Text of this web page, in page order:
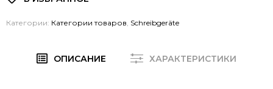
Категории: Категории товаров Schreibgeräte
ОПИСАНИЕ ХАРАКТЕРИСТИКИ